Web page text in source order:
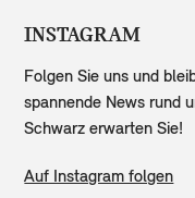
INSTAGRAM
Folgen Sie uns und
spannende News rund
Schwarz erwarten Sie!
Auf Instagram folgen